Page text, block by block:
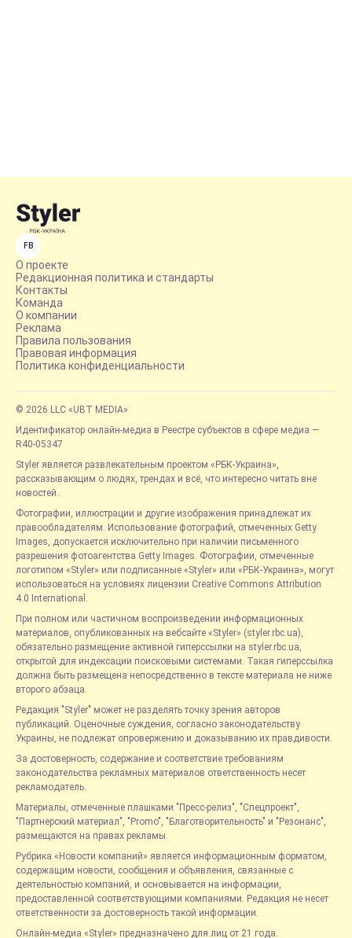
FB
О проекте
Редакционная политика и стандарты
Контакты
Команда
О компании
Реклама
Правила пользования
Правовая информация
Политика конфиденциальности
© 2026 LLC «UBT MEDIA»
Идентификатор онлайн-медиа в Реестре субъектов в сфере медиа —
R40-05347
Styler является развлекательным проектом «РБК-Украина»,
рассказывающим о людях, трендах и всё, что интересно читать вне
новостей.
Фотографии, иллюстрации и другие изображения принадлежат их
правообладателям. Использование фотографий, отмеченных Getty
Images, допускается исключительно при наличии письменного
разрешения фотоагентства Getty Images. Фотографии, отмеченные
логотипом «Styler» или подписанные «Styler» или «РБК-Украина», могут
использоваться на условиях лицензии Creative Commons Attribution
4.0 International.
При полном или частичном воспроизведении информационных
материалов, опубликованных на вебсайте «Styler» (styler.rbc.ua),
обязательно размещение активной гиперссылки на styler.rbc.ua,
открытой для индексации поисковыми системами. Такая гиперссылка
должна быть размещена непосредственно в тексте материала не ниже
второго абзаца.
Редакция "Styler" может не разделять точку зрения авторов
публикаций. Оценочные суждения, согласно законодательству
Украины, не подлежат опровержению и доказыванию их правдивости.
За достоверность, содержание и соответствие требованиям
законодательства рекламных материалов ответственность несет
рекламодатель.
Материалы, отмеченные плашками "Пресс-релиз", "Спецпроект",
"Партнерский материал", "Promo", "Благотворительность" и "Резонанс",
размещаются на правах рекламы.
Рубрика «Новости компаний» является информационным форматом,
содержащим новости, сообщения и объявления, связанные с
деятельностью компаний, и основывается на информации,
предоставленной соответствующими компаниями. Редакция не несет
ответственности за достоверность такой информации.
Онлайн-медиа «Styler» предназначено для лиц от 21 года.